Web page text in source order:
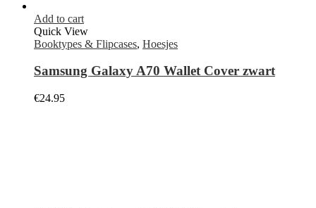
Add to cart
Quick View
Booktypes & Flipcases, Hoesjes
Samsung Galaxy A70 Wallet Cover zwart
€24.95